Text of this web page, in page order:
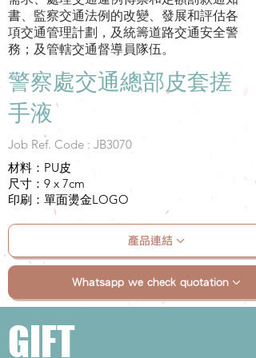
書、監察交通法例的改變、發展和評估各
項交通管理計劃，及統籌道路交通安全警
務；及管轄交通督導員隊伍。
警察處交通總部皮套搓
手液
Job Ref. Code : JB3070
材料：PU皮
尺寸：9 x 7cm
印刷：單面燙金LOGO
產品連結
Whatsapp we check quotation
GIFT